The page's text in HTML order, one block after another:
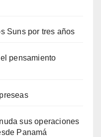
Suns por tres años
pensamiento
sus operaciones
Panamá